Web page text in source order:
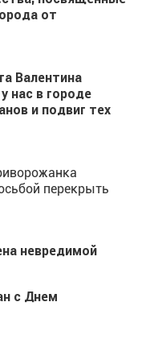
от
Валентина
нас в городе
и подвиг тех
перекрыть
невредимой
с Днем